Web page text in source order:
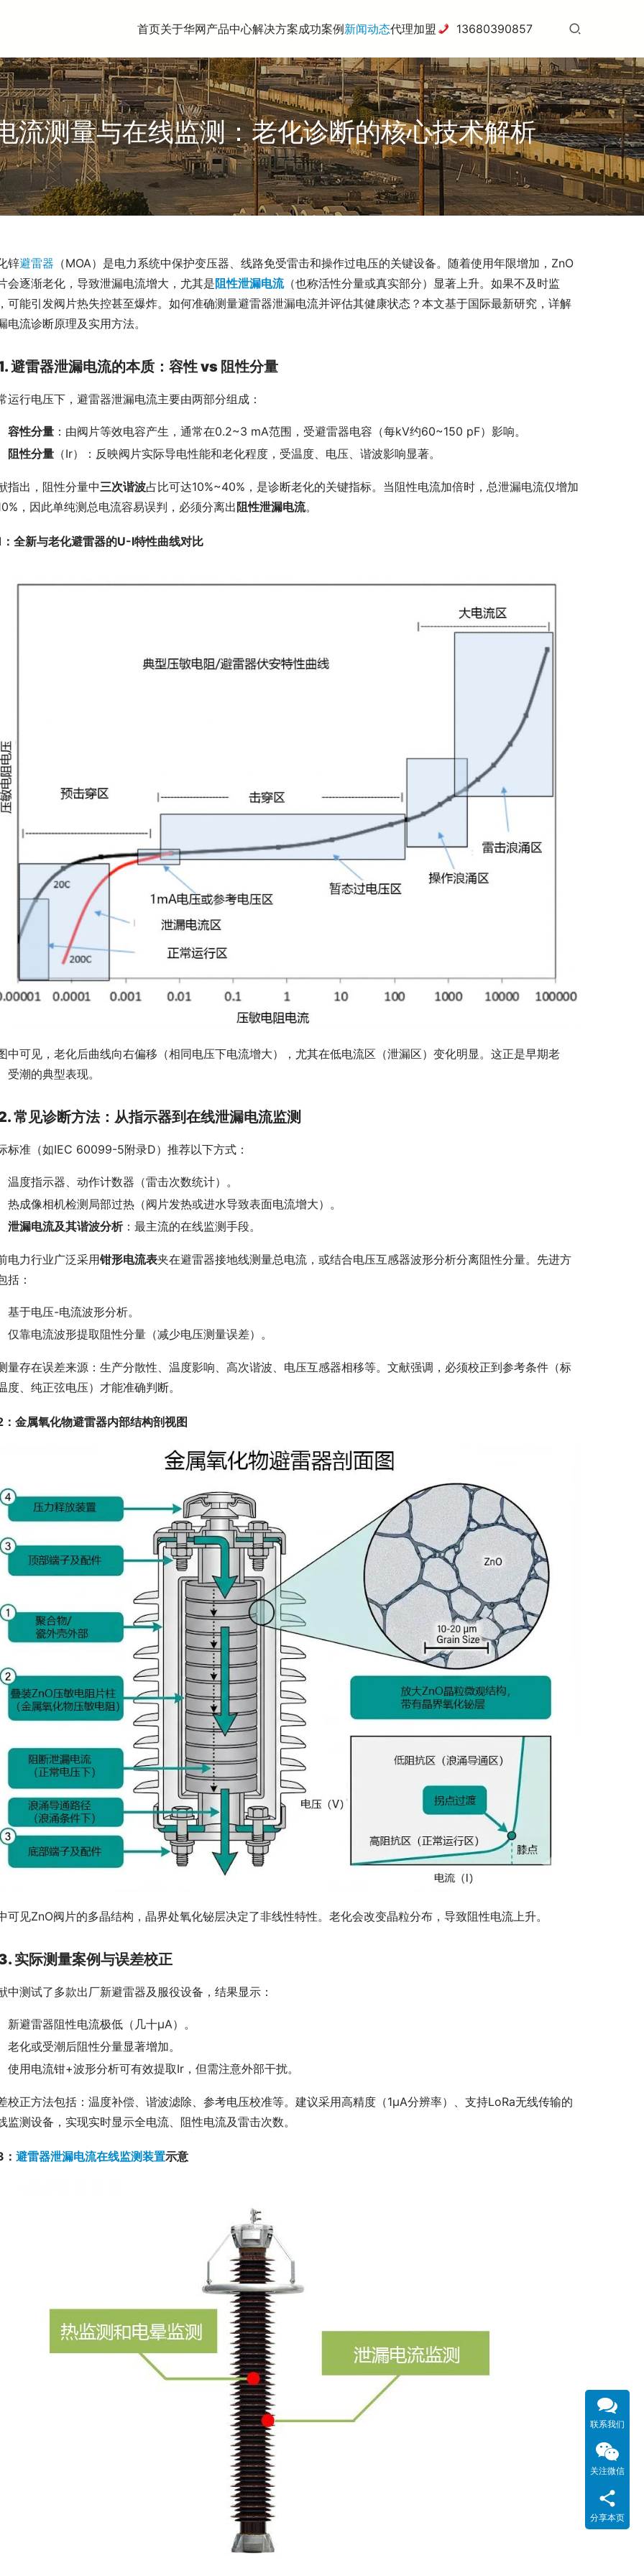
首页关于华网产品中心解决方案成功案例新闻动态代理加盟 13680390857
流测量与在线监测：老化诊断的核心技术解析
锌避雷器 （MOA）是电力系统中保护变压器、线路免受雷击和操作过电压的关键设备。随着使用年限增加，ZnO
会逐渐老化，导致泄漏电流增大，尤其是阻性泄漏电流（也称活性分量或真实部分）显著上升。如果不及时监
可能引发阀片热失控甚至爆炸。如何准确测量避雷器泄漏电流并评估其健康状态？本文基于国际最新研究，详解
电流诊断原理及实用方法。
避雷器泄漏电流的本质：容性 vs 阻性分量
运行电压下，避雷器泄漏电流主要由两部分组成：
容性分量 ：由阀片等效电容产生，通常在0.2~3 mA范围，受避雷器电容（每kV约60~150 pF）影响。
阻性分量 （Ir）：反映阀片实际导电性能和老化程度，受温度、电压、谐波影响显著。
指出，阻性分量中三次谐波占比可达10%~40%，是诊断老化的关键指标。当阻性电流加倍时，总泄漏电流仅增加
，因此单纯测总电流容易误判，必须分离出阻性泄漏电流。
：全新与老化避雷器的U-I特性曲线对比
中可见，老化后曲线向右偏移（相同电压下电流增大），尤其在低电流区（泄漏区）变化明显。这正是早期老
受潮的典型表现。
常见诊断方法：从指示器到在线泄漏电流监测
标准（如IEC 60099-5附录D）推荐以下方式：
温度指示器、动作计数器（雷击次数统计）。
热成像相机检测局部过热（阀片发热或进水导致表面电流增大）。
泄漏电流及其谐波分析：最主流的在线监测手段。
电力行业广泛采用钳形电流表夹在避雷器接地线测量总电流，或结合电压互感器波形分析分离阻性分量。先进方
括：
基于电压-电流波形分析。
仅靠电流波形提取阻性分量（减少电压测量误差）。
量存在误差来源：生产分散性、温度影响、高次谐波、电压互感器相移等。文献强调，必须校正到参考条件（标
度、纯正弦电压）才能准确判断。
：金属氧化物避雷器内部结构剖视图
可见ZnO阀片的多晶结构，晶界处氧化铋层决定了非线性特性。老化会改变晶粒分布，导致阻性电流上升。
实际测量案例与误差校正
中测试了多款出厂新避雷器及服役设备，结果显示：
新避雷器阻性电流极低（几十μA）。
老化或受潮后阻性分量显著增加。
使用电流钳+波形分析可有效提取Ir，但需注意外部干扰。
校正方法包括：温度补偿、谐波滤除、参考电压校准等。建议采用高精度（1μA分辨率）、支持LoRa无线传输的
监测设备，实现实时显示全电流、阻性电流及雷击次数。
避雷器泄漏电流在线监测装置示意
联系我们
关注微信
分享本页